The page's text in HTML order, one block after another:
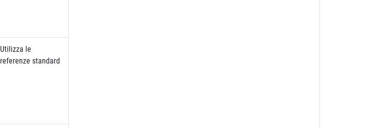
Utilizza le
referenze standard